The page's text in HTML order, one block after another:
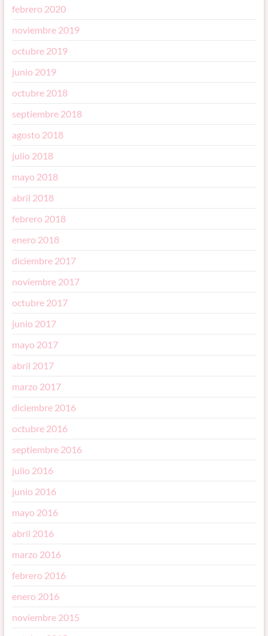
febrero 2020
noviembre 2019
octubre 2019
junio 2019
octubre 2018
septiembre 2018
agosto 2018
julio 2018
mayo 2018
abril 2018
febrero 2018
enero 2018
diciembre 2017
noviembre 2017
octubre 2017
junio 2017
mayo 2017
abril 2017
marzo 2017
diciembre 2016
octubre 2016
septiembre 2016
julio 2016
junio 2016
mayo 2016
abril 2016
marzo 2016
febrero 2016
enero 2016
noviembre 2015